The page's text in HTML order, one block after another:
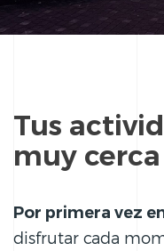
Tus
muy
Por primera vez
disfrutar cada